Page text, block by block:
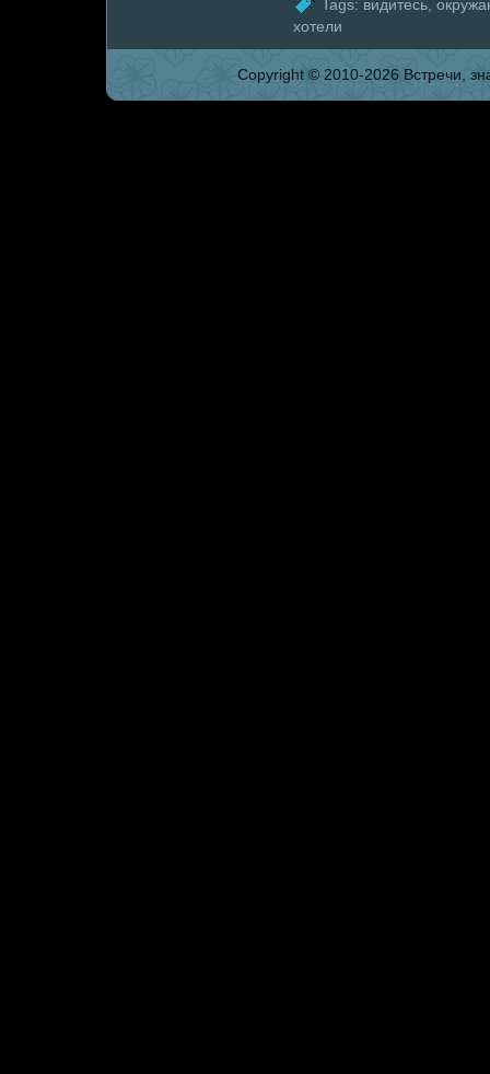
Tags: видитесь
хотели
Copyright © 2010-2026 Встpeчи,